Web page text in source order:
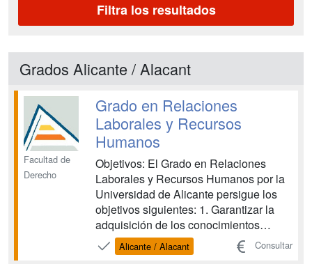
Filtra los resultados
Grados Alicante / Alacant
Facultad de
Derecho
Grado en Relaciones
Laborales y Recursos
Humanos
Objetivos: El Grado en Relaciones
Laborales y Recursos Humanos por la
Universidad de Alicante persigue los
objetivos siguientes: 1. Garantizar la
adquisición de los conocimientos
necesarios para comprender la
complejidad y el carácter dinámico e
Alicante / Alacant Consultar